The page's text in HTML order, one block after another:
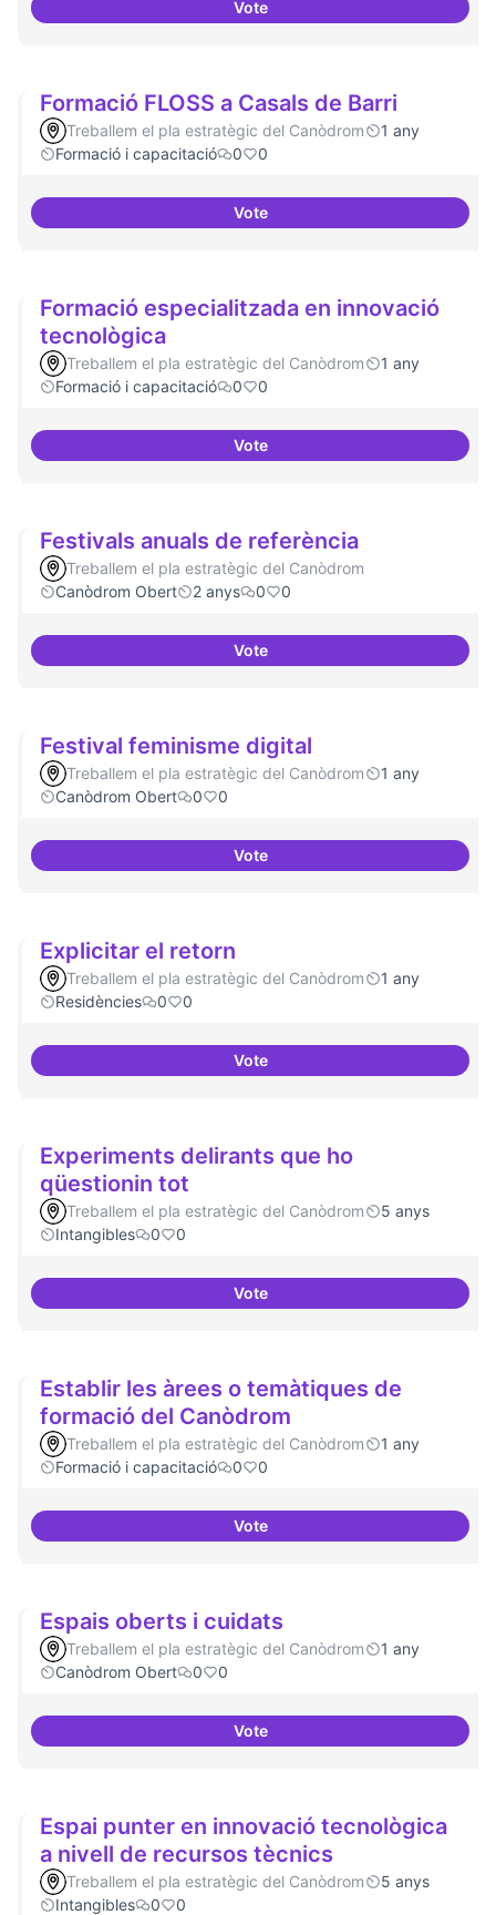
VoteFormacions en la
Formació FLOSS a Casals de Barri
Treballem el pla estratègic del Canòdrom
1 any
Formació i capacitació
0 0
VoteFormació FLOSS a Casals de
Formació especialitzada en innovació
tecnològica
Treballem el pla estratègic del Canòdrom
1 any
Formació i capacitació
0 0
VoteFormació especialitzada en
Festivals anuals de referència
Treballem el pla estratègic del Canòdrom
Canòdrom Obert
2 anys 0 0
VoteFestivals anuals de referència
Festival feminisme digital
Treballem el pla estratègic del Canòdrom
1 any
Canòdrom Obert
0 0
VoteFestival feminisme digital
Explicitar el retorn
Treballem el pla estratègic del Canòdrom
1 any
Residències
0 0
VoteExplicitar el retorn
Experiments delirants que ho
qüestionin tot
Treballem el pla estratègic del Canòdrom
5 anys
Intangibles
0 0
VoteExperiments delirants que ho
Establir les àrees o temàtiques de
formació del Canòdrom
Treballem el pla estratègic del Canòdrom
1 any
Formació i capacitació
0 0
VoteEstablir les àrees o temàtiques
Espais oberts i cuidats
Treballem el pla estratègic del Canòdrom
1 any
Canòdrom Obert
0 0
VoteEspais oberts i cuidats
Espai punter en innovació tecnològica
a nivell de recursos tècnics
Treballem el pla estratègic del Canòdrom
5 anys
Intangibles
0 0